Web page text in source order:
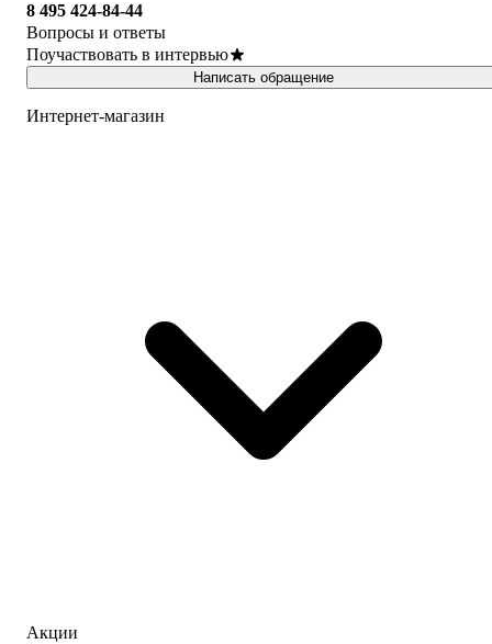
8 495 424-84-44
Вопросы и ответы
Поучаствовать в интервью
Написать обращение
Интернет-магазин
Акции